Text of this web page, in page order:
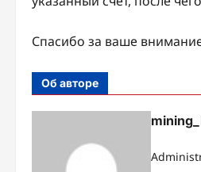
Спасибо за ваше
Об авторе